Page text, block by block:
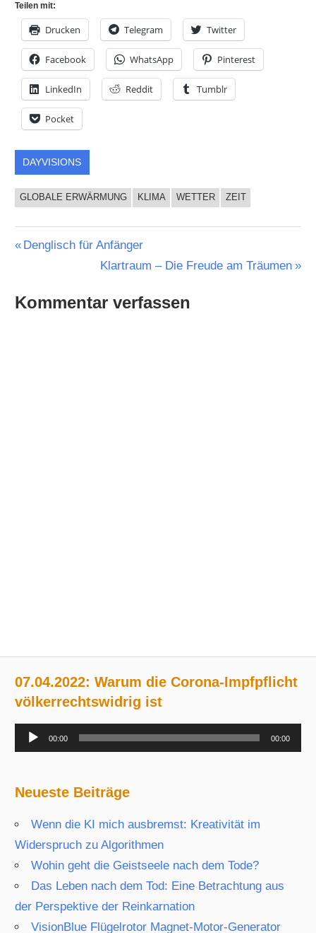
Teilen mit:
Drucken Telegram Twitter
Facebook WhatsApp Pinterest
LinkedIn Reddit Tumblr
Pocket
DAYVISIONS
GLOBALE ERWÄRMUNG KLIMA WETTER ZEIT
Beitragsnavigation
Vorheriger
Denglisch für Anfänger
Nächster
Klartraum – Die Freude am Träumen
Kommentar verfassen
07.04.2022: Warum die Corona-Impfpflicht
völkerrechtswidrig ist
Audio-
Player
00:00 00:00
Neueste Beiträge
Wenn die KI mich ausbremst: Kreativität im
Widerspruch zu Algorithmen
Wohin geht die Geistseele nach dem Tode?
Das Leben nach dem Tod: Eine Betrachtung aus
der Perspektive der Reinkarnation
VisionBlue Flügelrotor Magnet-Motor-Generator